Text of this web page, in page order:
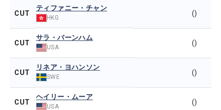
CUT
ティファニー・チャン
HKG
()
CUT
サラ・バーンハム
USA
()
CUT
リネア・ヨハンソン
SWE
()
CUT
ヘイリー・ムーア
USA
()